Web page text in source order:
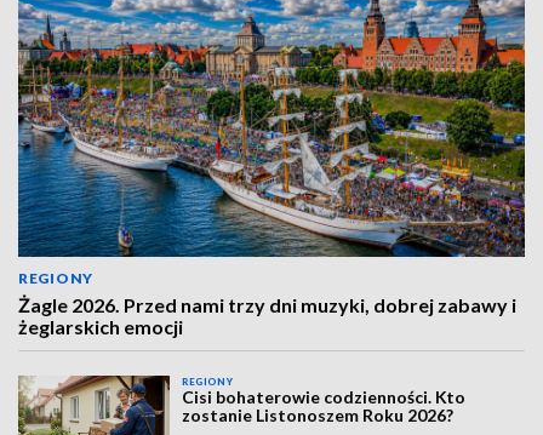
REGIONY
Żagle 2026. Przed nami trzy dni muzyki, dobrej zabawy i
żeglarskich emocji
REGIONY
Cisi bohaterowie codzienności. Kto
zostanie Listonoszem Roku 2026?